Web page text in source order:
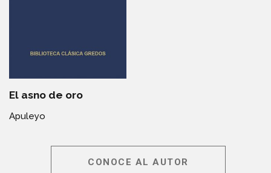
El asno de oro
Apuleyo
CONOCE AL AUTOR